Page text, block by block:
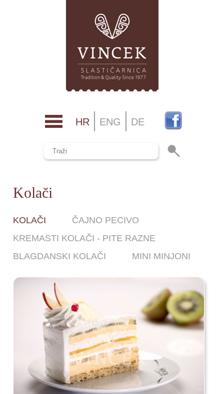
DE
ENG
HR
Kolači
KOLAČI
ČAJNO PECIVO
KREMASTI KOLAČI - PITE RAZNE
BLAGDANSKI KOLAČI
MINI MINJONI